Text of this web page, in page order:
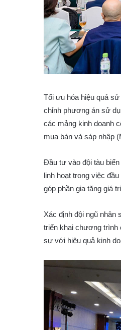
Tối ưu hóa hiệu quả
chỉnh phương án sử
các mảng kinh doanh
mua bán và sáp nhập
Đầu tư vào đội tàu
linh hoạt trong việc
góp phần gia tăng giá
Xác định đội ngũ
triển khai chương trình
sự với hiệu quả kinh